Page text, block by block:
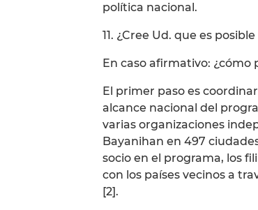
política nacional.
11. ¿Cree Ud. que es
En caso afirmativo: ¿cómo
El primer paso es
alcance nacional del
varias organizaciones
Bayanihan en 497
socio en el programa, los
con los países vecinos a
[2].